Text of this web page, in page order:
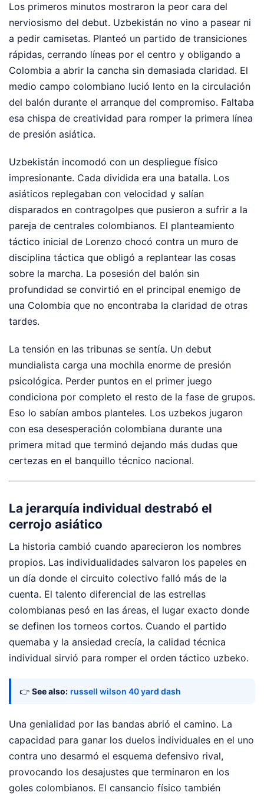
Los primeros minutos mostraron la peor cara del
nerviosismo del debut. Uzbekistán no vino a pasear ni
a pedir camisetas. Planteó un partido de transiciones
rápidas, cerrando líneas por el centro y obligando a
Colombia a abrir la cancha sin demasiada claridad. El
medio campo colombiano lució lento en la circulación
del balón durante el arranque del compromiso. Faltaba
esa chispa de creatividad para romper la primera línea
de presión asiática.
Uzbekistán incomodó con un despliegue físico
impresionante. Cada dividida era una batalla. Los
asiáticos replegaban con velocidad y salían
disparados en contragolpes que pusieron a sufrir a la
pareja de centrales colombianos. El planteamiento
táctico inicial de Lorenzo chocó contra un muro de
disciplina táctica que obligó a replantear las cosas
sobre la marcha. La posesión del balón sin
profundidad se convirtió en el principal enemigo de
una Colombia que no encontraba la claridad de otras
tardes.
La tensión en las tribunas se sentía. Un debut
mundialista carga una mochila enorme de presión
psicológica. Perder puntos en el primer juego
condiciona por completo el resto de la fase de grupos.
Eso lo sabían ambos planteles. Los uzbekos jugaron
con esa desesperación colombiana durante una
primera mitad que terminó dejando más dudas que
certezas en el banquillo técnico nacional.
La jerarquía individual destrabó el
cerrojo asiático
La historia cambió cuando aparecieron los nombres
propios. Las individualidades salvaron los papeles en
un día donde el circuito colectivo falló más de la
cuenta. El talento diferencial de las estrellas
colombianas pesó en las áreas, el lugar exacto donde
se definen los torneos cortos. Cuando el partido
quemaba y la ansiedad crecía, la calidad técnica
individual sirvió para romper el orden táctico uzbeko.
👉 See also: russell wilson 40 yard dash
Una genialidad por las bandas abrió el camino. La
capacidad para ganar los duelos individuales en el uno
contra uno desarmó el esquema defensivo rival,
provocando los desajustes que terminaron en los
goles colombianos. El cansancio físico también